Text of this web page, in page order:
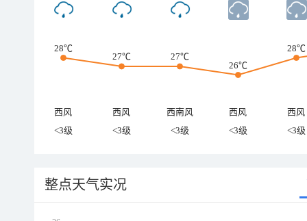
28℃
27℃
27℃
26℃
28℃
西风 西风 西南风 西风
西风
<3级
<3级 <3级 <3级 <3级
整点天气实况